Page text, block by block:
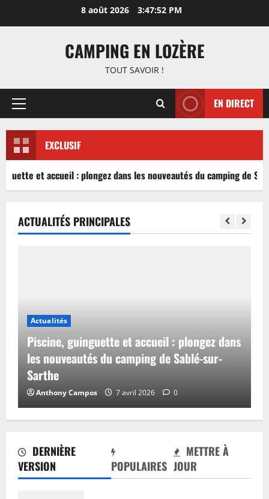
8 août 2026 3:47:52 PM
CAMPING EN LOZÈRE
TOUT SAVOIR !
Menu
EN DIRECT
EXCLUSIF
et accueil : plongez dans les nouveautés du camping de
DERNIÈRE
VERSION
POPULAIRES
METTRE À
JOUR
ACTUALITÉS PRINCIPALES
Actualités
Piscine, guinguette et accueil : plongez dans
les nouveautés du camping de Sablé-sur-
Sarthe
Anthony Campos 7 avril 2026 0